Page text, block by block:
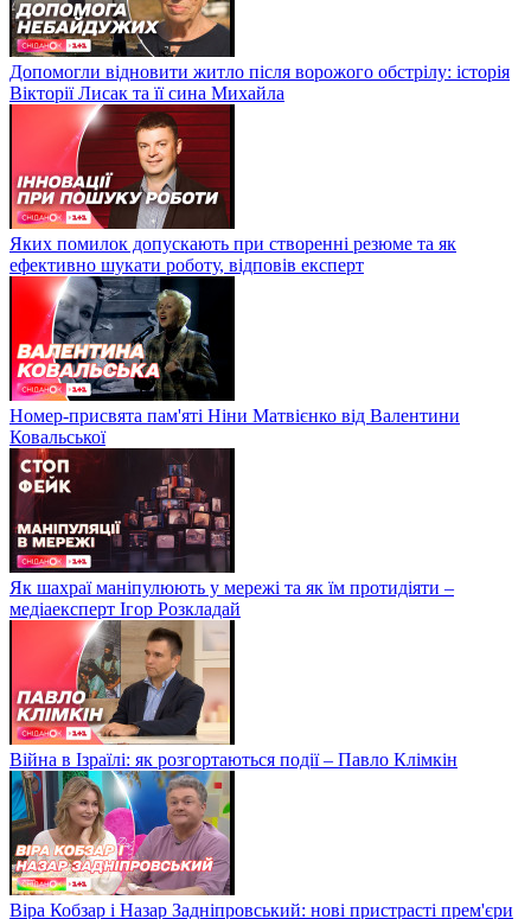
Допомогли відновити житло після ворожого обстрілу: історія
Вікторії Лисак та її сина Михайла
Яких помилок допускають при створенні резюме та як
ефективно шукати роботу, відповів експерт
Номер-присвята пам'яті Ніни Матвієнко від Валентини
Ковальської
Як шахраї маніпулюють у мережі та як їм протидіяти –
медіаексперт Ігор Розкладай
Війна в Ізраїлі: як розгортаються події – Павло Клімкін
Віра Кобзар і Назар Задніпровський: нові пристрасті прем'єри